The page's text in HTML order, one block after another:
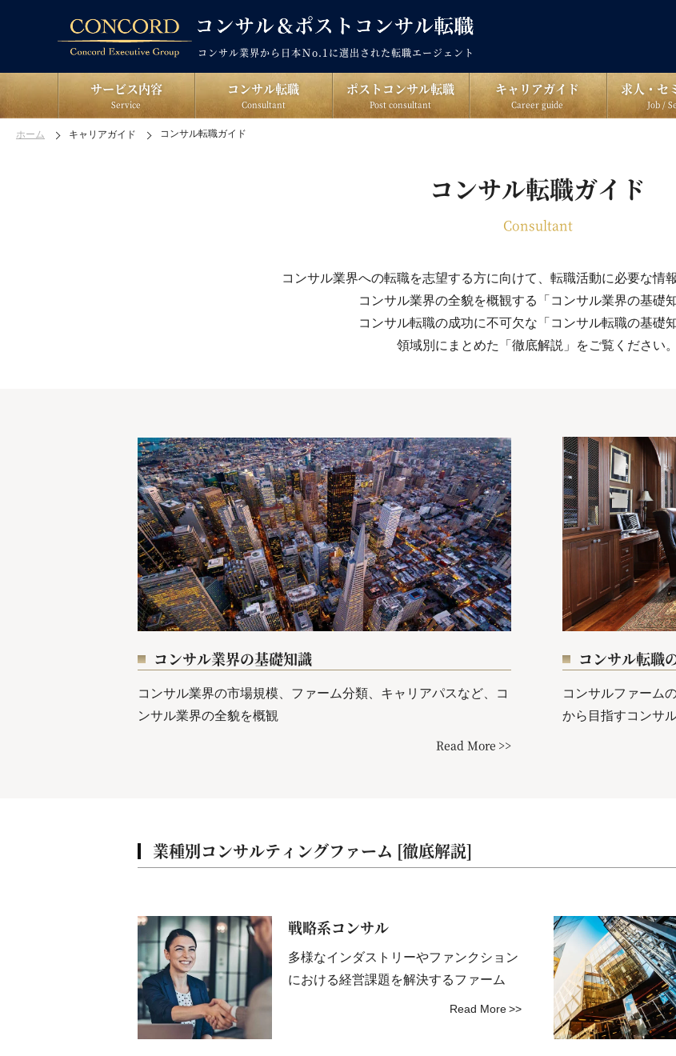
コンサル業界から日本Ｎo.1に選出された転職エージェント
サービス内容
Service
コンサル転職
Consultant
ポストコンサル転職
Post consultant
キャリアガイド
Career guide
求人・セ
Job /
ホーム キャリアガイド コンサル転職ガイド
コンサル転職ガイド
Consultant
コンサル業界への転職を志望する方に向けて、転職活動に必要な情
コンサル業界の全貌を概観する「コンサル業界の基礎知
コンサル転職の成功に不可欠な「コンサル転職の基礎知
領域別にまとめた「徹底解説」をご覧ください。
コンサル業界の基礎知識
コンサル業界の市場規模、ファーム分類、キャリアパスなど、コ
ンサル業界の全貌を概観
Read More
コンサル転職
コンサルファーム
から目指すコンサ
業種別コンサルティングファーム [徹底解説]
戦略系コンサル
多様なインダストリーやファンクション
における経営課題を解決するファーム
Read More